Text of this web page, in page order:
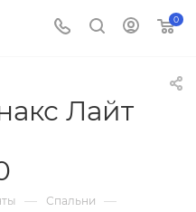
0
Лайт
— Спальни —